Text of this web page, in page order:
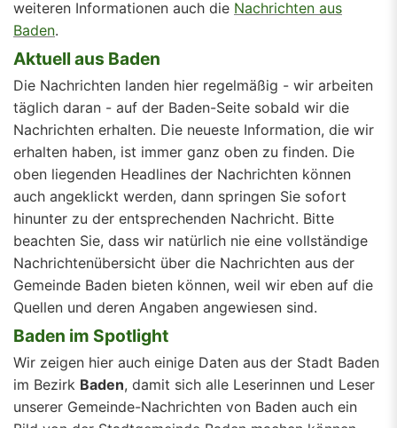
weiteren Informationen auch die Nachrichten aus
Baden.
Aktuell aus Baden
Die Nachrichten landen hier regelmäßig - wir arbeiten
täglich daran - auf der Baden-Seite sobald wir die
Nachrichten erhalten. Die neueste Information, die wir
erhalten haben, ist immer ganz oben zu finden. Die
oben liegenden Headlines der Nachrichten können
auch angeklickt werden, dann springen Sie sofort
hinunter zu der entsprechenden Nachricht. Bitte
beachten Sie, dass wir natürlich nie eine vollständige
Nachrichtenübersicht über die Nachrichten aus der
Gemeinde Baden bieten können, weil wir eben auf die
Quellen und deren Angaben angewiesen sind.
Baden im Spotlight
Wir zeigen hier auch einige Daten aus der Stadt Baden
im Bezirk Baden, damit sich alle Leserinnen und Leser
unserer Gemeinde-Nachrichten von Baden auch ein